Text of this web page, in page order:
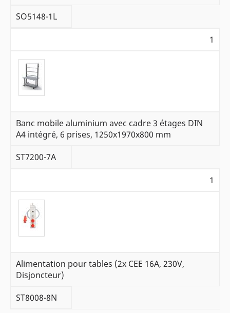
SO5148-1L
1
Banc mobile aluminium avec cadre 3 étages DIN
A4 intégré, 6 prises, 1250x1970x800 mm
ST7200-7A
1
Alimentation pour tables (2x CEE 16A, 230V,
Disjoncteur)
ST8008-8N